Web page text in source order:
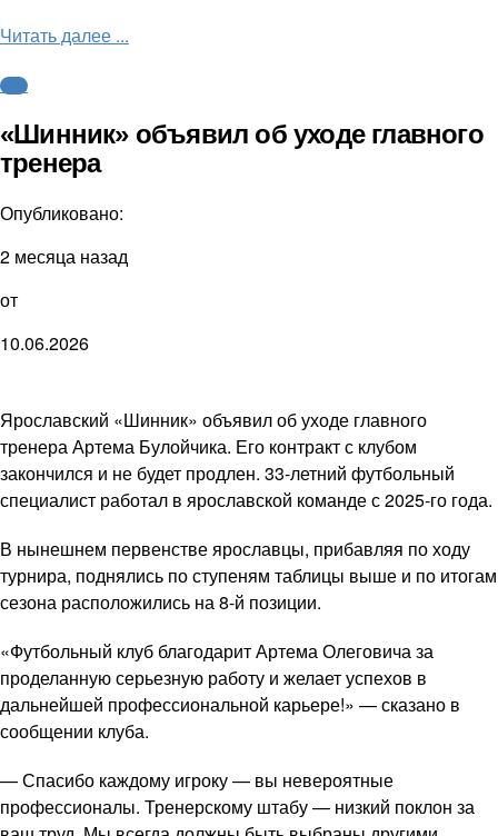
Читать далее ...
ФНЛ
«Шинник» объявил об уходе главного
тренера
Опубликовано:
2 месяца назад
от
10.06.2026
Ярославский «Шинник» объявил об уходе главного
тренера Артема Булойчика. Его контракт с клубом
закончился и не будет продлен. 33-летний футбольный
специалист работал в ярославской команде с 2025-го года.
В нынешнем первенстве ярославцы, прибавляя по ходу
турнира, поднялись по ступеням таблицы выше и по итогам
сезона расположились на 8-й позиции.
«Футбольный клуб благодарит Артема Олеговича за
проделанную серьезную работу и желает успехов в
дальнейшей профессиональной карьере!» — сказано в
сообщении клуба.
— Спасибо каждому игроку — вы невероятные
профессионалы. Тренерскому штабу — низкий поклон за